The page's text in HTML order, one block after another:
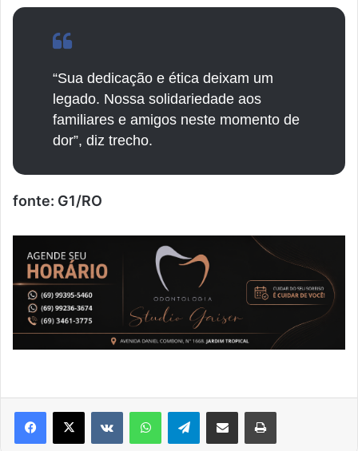
“Sua dedicação e ética deixam um
legado. Nossa solidariedade aos
familiares e amigos neste momento de
dor”, diz trecho.
fonte: G1/RO
VK WhatsAppTelegramCompartilhar via e-mail Imprimir